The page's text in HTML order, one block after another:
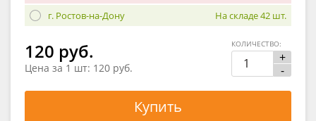
г. Ростов-на-Дону
На складе 42 шт.
120 руб.
Цена за 1 шт: 120 руб.
+
-
КОЛИЧЕСТВО:
Купить